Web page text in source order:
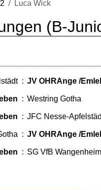
Luca Wick
(B-
: JV OHRAnge /
: Westring Gotha
: JFC Nesse-
: JV OHRAnge /
: SG VfB Wangenheim